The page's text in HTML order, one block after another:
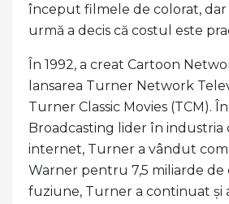
început filmele de colorat, dar
urmă a decis că costul este
În 1992, a creat Cartoon
lansarea Turner Network
Turner Classic Movies (TCM).
Broadcasting lider în industria
internet, Turner a vândut
Warner pentru 7,5 miliarde de
fuziune, Turner a continuat și